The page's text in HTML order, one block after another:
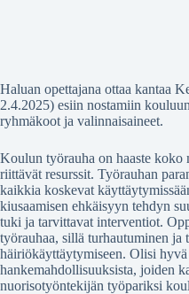
Haluan opettajana ottaa kantaa
2.4.2025) esiin nostamiin
ryhmäkoot ja valinnaisaineet.
Koulun työrauha on haaste koko
riittävät resurssit. Työrauhan
kaikkia koskevat
kiusaamisen ehkäisyyn tehdyn
tuki ja tarvittavat interventiot.
työrauhaa, sillä turhautuminen ja
häiriökäyttäytymiseen. Olisi hyvä
hankemahdollisuuksista, joiden
nuorisotyöntekijän työpariksi